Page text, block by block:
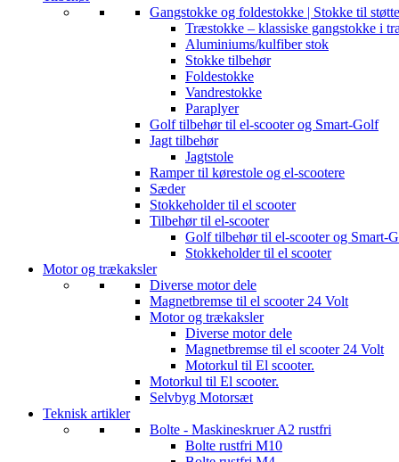
Gangstokke og foldestokke | Stokke til støtte
Træstokke – klassiske gangstokke i
Aluminiums/kulfiber stok
Stokke tilbehør
Foldestokke
Vandrestokke
Paraplyer
Golf tilbehør til el-scooter og Smart-Golf
Jagt tilbehør
Jagtstole
Ramper til kørestole og el-scootere
Sæder
Stokkeholder til el scooter
Tilbehør til el-scooter
Golf tilbehør til el-scooter og Smart-
Stokkeholder til el scooter
Motor og trækaksler
Diverse motor dele
Magnetbremse til el scooter 24 Volt
Motor og trækaksler
Diverse motor dele
Magnetbremse til el scooter 24 Volt
Motorkul til El scooter.
Motorkul til El scooter.
Selvbyg Motorsæt
Teknisk artikler
Bolte - Maskineskruer A2 rustfri
Bolte rustfri M10